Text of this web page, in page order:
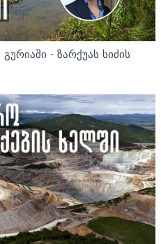
- ზარქუას სიძის